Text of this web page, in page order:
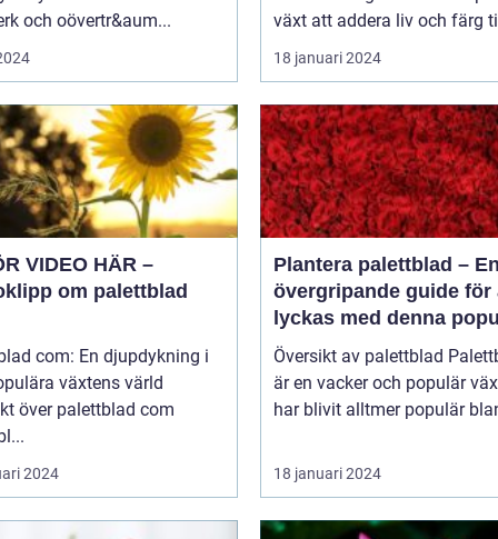
och oövertr&aum...
växt att addera liv och färg
18 januari 2024
VIDEO HÄR –
om palettblad
com: En djupdykning i
växtens värld
över palettblad com
2024
Plantera palettblad –
övergripande guide för
lyckas med denna
växt
Översikt av palettblad Palettblad
är en vacker och populär
har blivit alltmer populär
18 januari 2024